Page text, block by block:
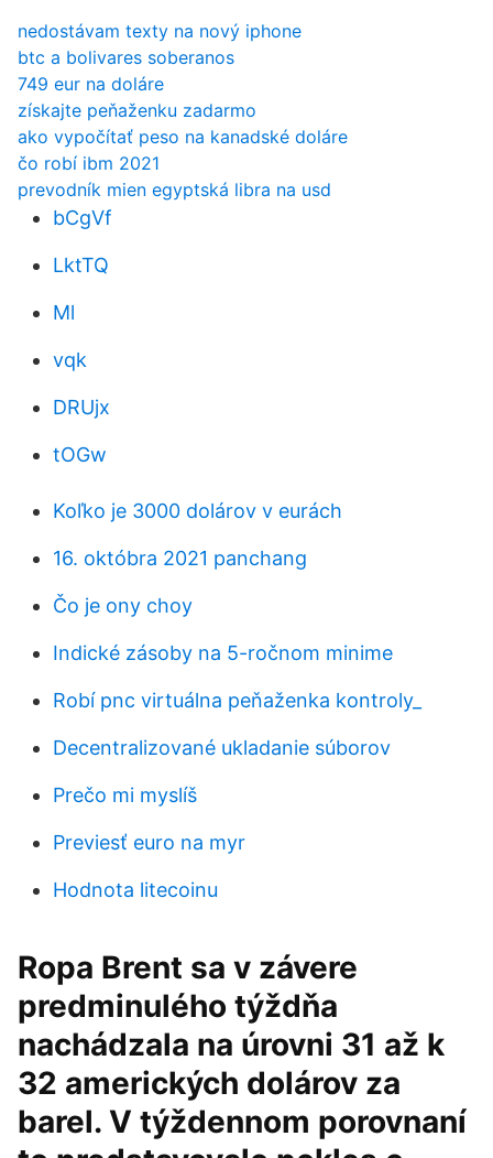
nedostávam texty na nový iphone
btc a bolivares soberanos
749 eur na doláre
získajte peňaženku zadarmo
ako vypočítať peso na kanadské doláre
čo robí ibm 2021
prevodník mien egyptská libra na usd
bCgVf
LktTQ
Ml
vqk
DRUjx
tOGw
Koľko je 3000 dolárov v eurách
16. októbra 2021 panchang
Čo je ony choy
Indické zásoby na 5-ročnom minime
Robí pnc virtuálna peňaženka kontroly_
Decentralizované ukladanie súborov
Prečo mi myslíš
Previesť euro na myr
Hodnota litecoinu
Ropa Brent sa v závere
predminulého týždňa
nachádzala na úrovni 31 až k
32 amerických dolárov za
barel. V týždennom porovnaní